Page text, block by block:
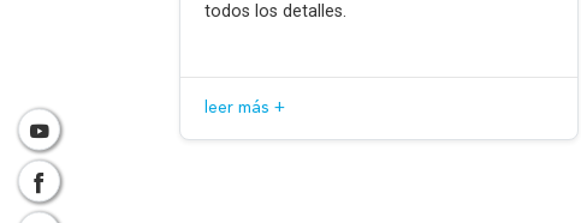
todos los detalles.
leer más +